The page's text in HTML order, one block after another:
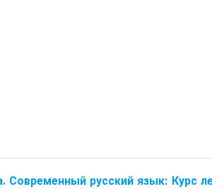
Современный русский язык: Курс